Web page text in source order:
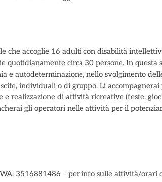
che accoglie 16 adulti con disabilità
quotidianamente circa 30 persone. In questa
e autodeterminazione, nello svolgimento
individuali o di gruppo. Li accompagnerai
e realizzazione di attività ricreative (feste,
gli operatori nelle attività per il
3516881486 – per info sulle attività/orari